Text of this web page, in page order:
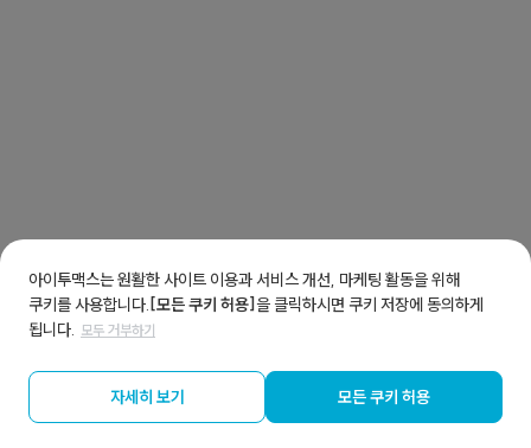
아이투맥스는 원활한 사이트 이용과 서비스 개선, 마케팅 활동을 위해
쿠키를 사용합니다. [모든 쿠키 허용]을 클릭하시면 쿠키 저장에 동의하게
됩니다. 모두 거부하기
자세히 보기 모든 쿠키 허용